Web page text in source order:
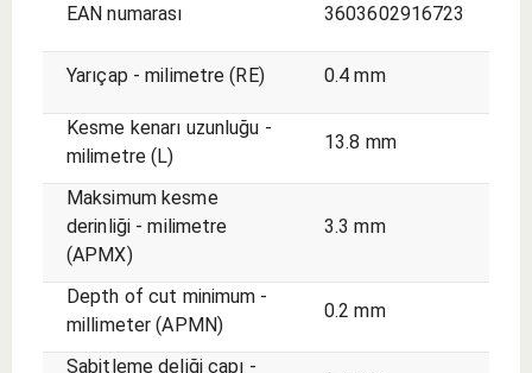
EAN numarası 3603602916723
Yarıçap - milimetre (RE) 0.4 mm
Kesme kenarı uzunluğu -
milimetre (L)
13.8 mm
Maksimum kesme
derinliği - milimetre
(APMX)
3.3 mm
Depth of cut minimum -
millimeter (APMN)
0.2 mm
Sabitleme deliği çapı -